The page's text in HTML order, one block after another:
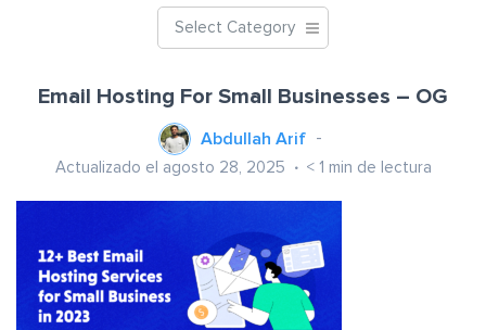
Select Category
Email Hosting For Small Businesses – OG
Abdullah Arif
Actualizado el agosto 28, 2025 < 1 min de lectura